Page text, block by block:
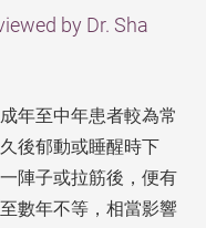
by Dr. Sha
年至中年患者較為常
後郁動或睡醒時下
陣子或拉筋後，便有
數年不等，相當影響